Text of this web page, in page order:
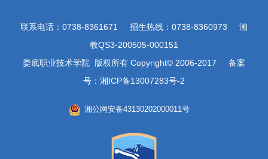
联系电话：0738-8361671 招生热线：0738-8360973 湘
教QS3-200505-000151
娄底职业技术学院 版权所有 Copyright© 2006-2017 备案
号：湘ICP备13007283号-2
湘公网安备43130202000011号